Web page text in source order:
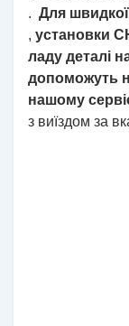
. Для
, установки
ладу деталі
допоможуть
нашому
з виїздом за